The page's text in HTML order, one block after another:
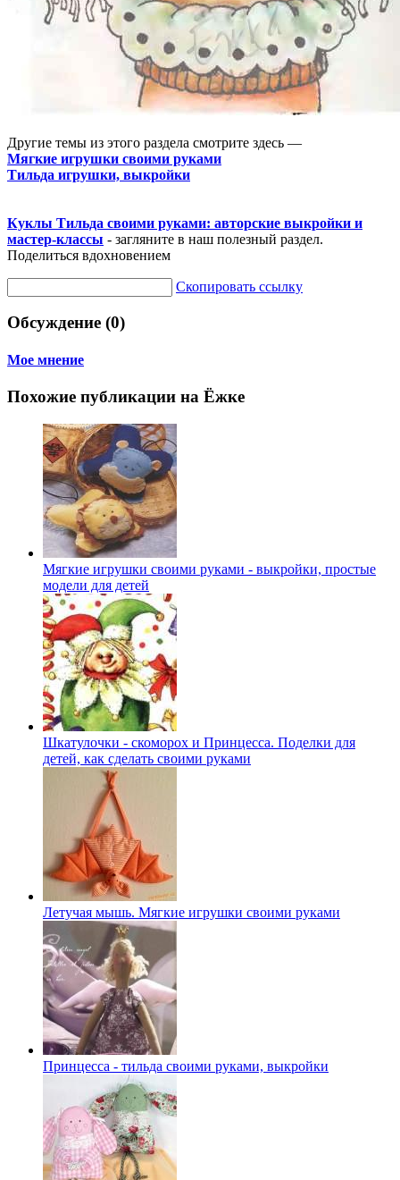
Другие темы из этого раздела смотрите здесь —
Мягкие игрушки своими руками
Тильда игрушки, выкройки
Куклы Тильда своими руками: авторские выкройки и
мастер-классы - загляните в наш полезный раздел.
Поделиться вдохновением
Скопировать ссылку
Обсуждение (0)
Мое мнение
Похожие публикации на Ёжке
Мягкие игрушки своими руками - выкройки, простые
модели для детей
Шкатулочки - скоморох и Принцесса. Поделки для
детей, как сделать своими руками
Летучая мышь. Мягкие игрушки своими руками
Принцесса - тильда своими руками, выкройки